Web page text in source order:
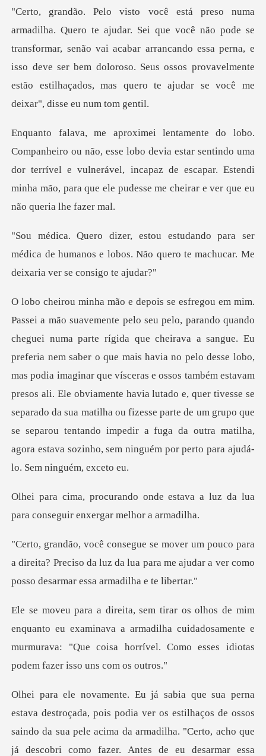
se
transformar, senão vai acabar arrancando essa perna, e
isso deve ser bem doloroso. Seus ossos
devia estar sentindo uma
dor terrível e vulnerável, incapaz de escapar. Estendi
ser
médica de humanos e lobos. Não quero te m
aber o que mais havia no pelo desse lobo,
mas podia imaginar que vísceras e ossos também estavam
presos ali. Ele obviamente havia lutado e, quer tivesse se
separado da sua ma
estava a luz da lua
para conseg
a
a direita? Preciso da luz da lua para me ajudar a
eu examinava a armadilha cuidadosamente e
murmurava: "Que coisa
a pele acima da armadilha. "Certo, acho que
já descobri como fazer. Antes de eu desarmar essa